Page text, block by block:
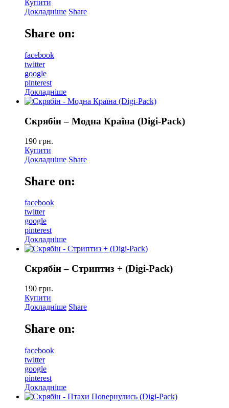
Купити
Докладніше Share
Share on:
facebook
twitter
google
pinterest
Докладніше
Скрябін – Модна Країна (Digi-Pack)
190 грн.
Купити
Докладніше Share
Share on:
facebook
twitter
google
pinterest
Докладніше
Скрябін – Стриптиз + (Digi-Pack)
190 грн.
Купити
Докладніше Share
Share on:
facebook
twitter
google
pinterest
Докладніше